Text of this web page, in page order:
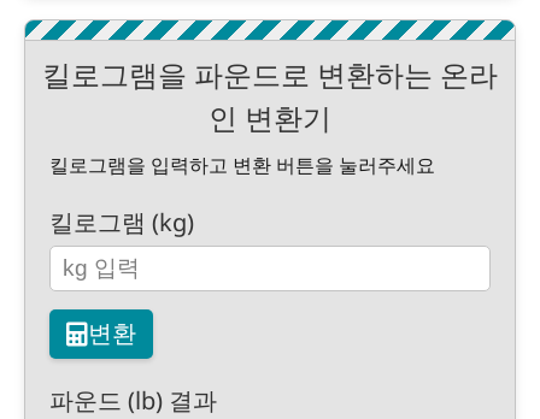
킬로그램을 파운드로 변환하는 온라
인 변환기
킬로그램을 입력하고 변환 버튼을 눌러주세요
킬로그램 (kg)
변환
파운드 (lb) 결과